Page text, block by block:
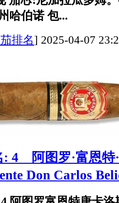
哈伯诺 包...
排名] 2025-04-07
: 4 阿图罗·富恩特
Don Carlos